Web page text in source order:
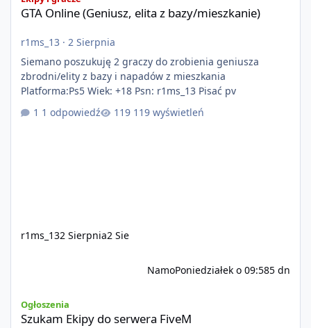
GTA Online (Geniusz, elita z bazy/mieszkanie)
r1ms_13 · 2 Sierpnia
Siemano poszukuję 2 graczy do zrobienia geniusza
zbrodni/elity z bazy i napadów z mieszkania
Platforma:Ps5 Wiek: +18 Psn: r1ms_13 Pisać pv
1 odpowiedź
119 wyświetleń
r1ms_132 Sierpnia2 Sie
NamoPoniedziałek o 09:585 dn
Ogłoszenia
Szukam Ekipy do serwera FiveM